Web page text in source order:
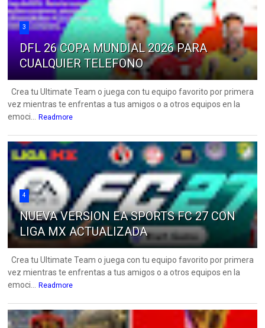
3
DFL 26 COPA MUNDIAL 2026 PARA
CUALQUIER TELEFONO
Crea tu Ultimate Team o juega con tu equipo favorito por primera
vez mientras te enfrentas a tus amigos o a otros equipos en la
emoci...
Readmore
4
NUEVA VERSION EA SPORTS FC 27 CON
LIGA MX ACTUALIZADA
Crea tu Ultimate Team o juega con tu equipo favorito por primera
vez mientras te enfrentas a tus amigos o a otros equipos en la
emoci...
Readmore